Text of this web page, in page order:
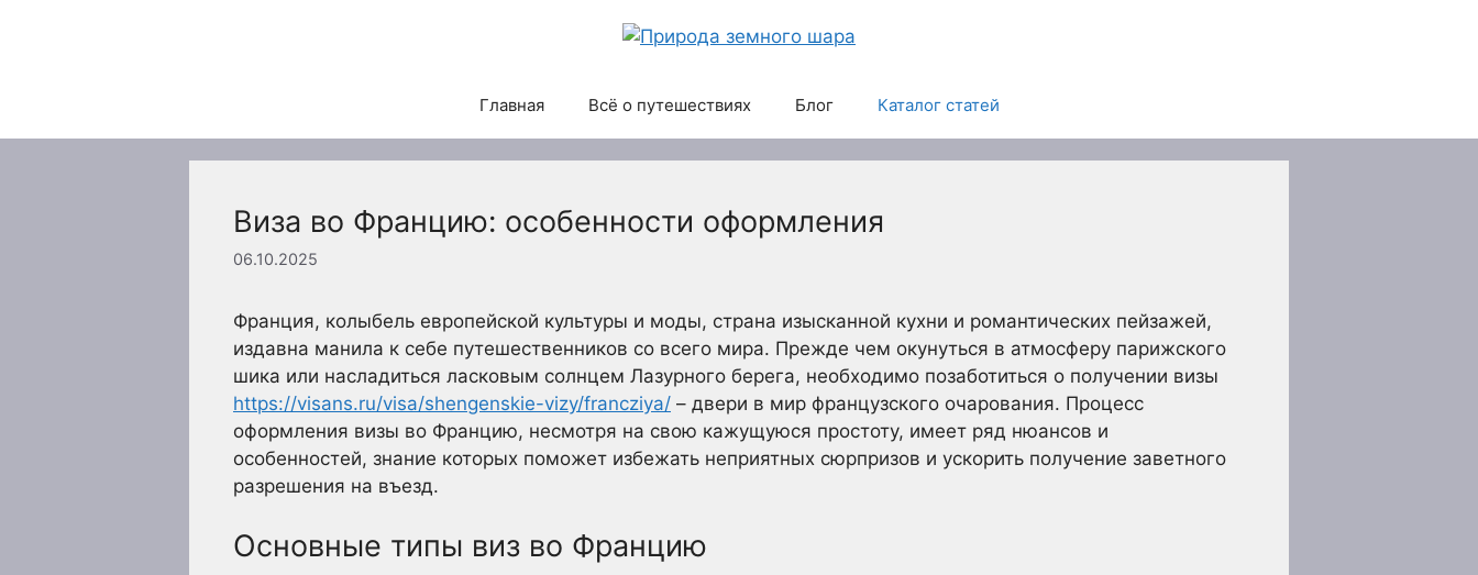
Главная Всё о путешествиях Блог Каталог статей
Виза во Францию: особенности оформления
06.10.2025
Франция, колыбель европейской культуры и моды, страна изысканной кухни и романтических пейзажей,
издавна манила к себе путешественников со всего мира. Прежде чем окунуться в атмосферу парижского
шика или насладиться ласковым солнцем Лазурного берега, необходимо позаботиться о получении визы
https://visans.ru/visa/shengenskie-vizy/francziya/ – двери в мир французского очарования. Процесс
оформления визы во Францию, несмотря на свою кажущуюся простоту, имеет ряд нюансов и
особенностей, знание которых поможет избежать неприятных сюрпризов и ускорить получение заветного
разрешения на въезд.
Основные типы виз во Францию